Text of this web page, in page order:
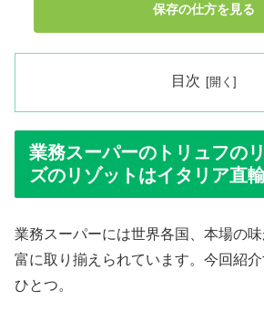
保存の仕方を見る
目次
業務スーパーのトリュフの
ズのリゾットはイタリア直
業務スーパーには世界各国、本場の
富に取り揃えられています。今回紹
ひとつ。